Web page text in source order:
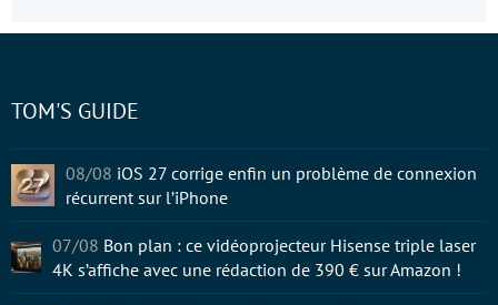
TOM'S GUIDE
08/08 iOS 27 corrige enfin un problème de connexion
récurrent sur l’iPhone
07/08 Bon plan : ce vidéoprojecteur Hisense triple laser
4K s’affiche avec une rédaction de 390 € sur Amazon !